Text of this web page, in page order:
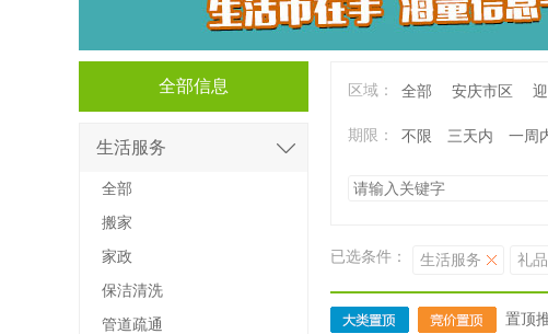
区域： 全部 安庆市区
期限： 不限 三天内 一周
已选条件： 生活服务 礼
置顶
全部信息
生活服务
全部
搬家
家政
保洁清洗
管道疏通